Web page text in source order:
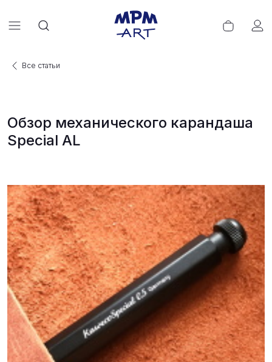
Все статьи
Обзор механического карандаша
Special AL
Новости 26 сентября 2019